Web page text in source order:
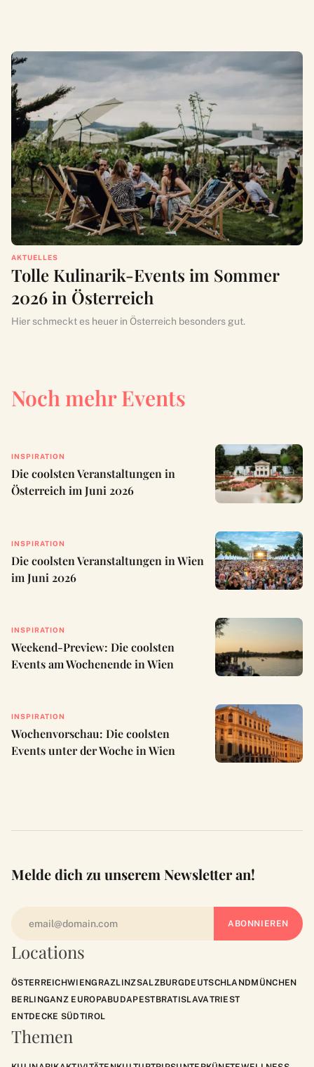
AKTUELLES
Tolle Kulinarik-Events im Sommer
2026 in Österreich
Hier schmeckt es heuer in Österreich besonders gut.
Noch mehr Events
INSPIRATION
Die coolsten Veranstaltungen in
Österreich im Juni 2026
INSPIRATION
Die coolsten Veranstaltungen in Wien
im Juni 2026
INSPIRATION
Weekend-Preview: Die coolsten
Events am Wochenende in Wien
INSPIRATION
Wochenvorschau: Die coolsten
Events unter der Woche in Wien
Locations
ÖSTERREICHWIENGRAZLINZSALZBURGDEUTSCHLANDMÜNCHEN
BERLINGANZ EUROPABUDAPESTBRATISLAVATRIEST
ENTDECKE SÜDTIROL
Themen
Melde dich zu unserem Newsletter an!